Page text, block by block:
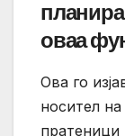
оваа
Ова го
носител
пратеници